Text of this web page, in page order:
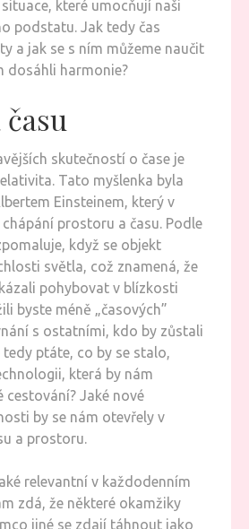
které umocňují naši
podstatu. Jak tedy čas
a jak se s ním můžeme naučit
dosáhli harmonie?
skutečností o čase je
Tato myšlenka byla
Einsteinem, který v
prostoru a času. Podle
když se objekt
světla, což znamená, že
pohybovat v blízkosti
byste méně „časových”
s ostatními, kdo by zůstali
tedy ptáte, co by se stalo,
která by nám
cestování? Jaké nové
by se nám otevřely v
a prostoru.
relevantní v každodenním
zdá, že některé okamžiky
jiné se zdají táhnout jako